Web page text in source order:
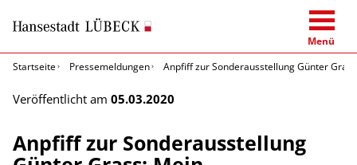
Menü
Startseite
Pressemeldungen Anpfiff zur Sonderausstellung Günter
Veröffentlicht am 05.03.2020
Anpfiff zur Sonderausstellung